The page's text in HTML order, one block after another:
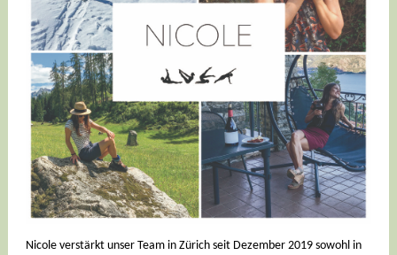
Nicole verstärkt unser Team in Zürich seit Dezember 2019 sowohl in